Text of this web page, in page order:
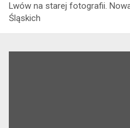
Lwów na starej fotografii.
Śląskich